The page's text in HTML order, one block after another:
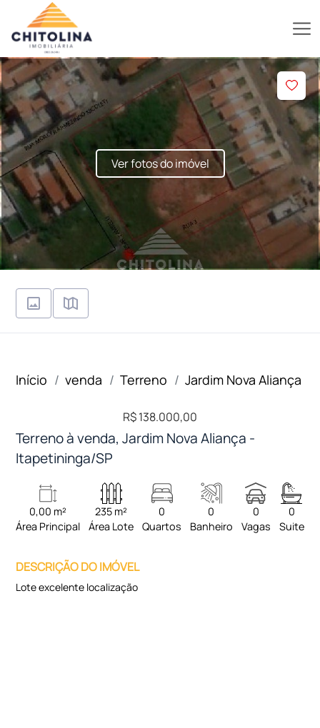
Ver fotos do imóvel
Início venda Terreno Jardim Nova Aliança
R$ 138.000,00
Terreno à venda, Jardim Nova Aliança -
Itapetininga/SP
0,00 m²
Área Principal
235 m²
Área Lote
0
Quartos
0
Banheiro
0
Vagas
0
Suite
DESCRIÇÃO DO IMÓVEL
Lote excelente localização